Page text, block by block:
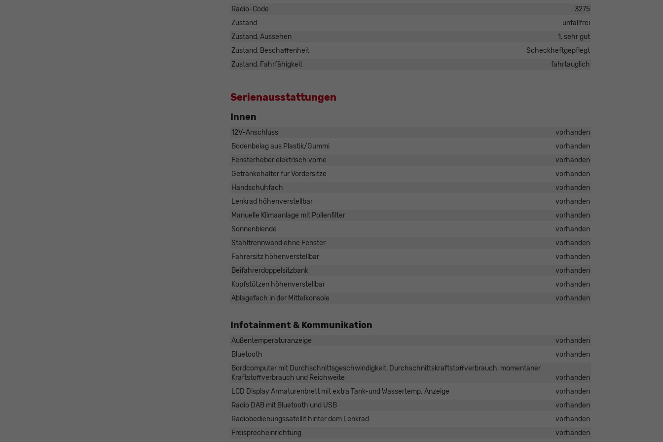
Radio-Code
3275
Zustand
unfallfrei
Zustand, Aussehen
1, sehr gut
Zustand, Beschaffenheit
Scheckheftgepflegt
Zustand, Fahrfähigkeit
fahrtauglich
Serienausstattungen
Innen
12V-Anschluss
vorhanden
Bodenbelag aus Plastik/Gummi
vorhanden
Fensterheber elektrisch vorne
vorhanden
Getränkehalter für Vordersitze
vorhanden
Handschuhfach
vorhanden
Lenkrad höhenverstellbar
vorhanden
Manuelle Klimaanlage mit Pollenfilter
vorhanden
Sonnenblende
vorhanden
Stahltrennwand ohne Fenster
vorhanden
Fahrersitz höhenverstellbar
vorhanden
Beifahrerdoppelsitzbank
vorhanden
Kopfstützen höhenverstellbar
vorhanden
Ablagefach in der Mittelkonsole
vorhanden
Infotainment & Kommunikation
Außentemperaturanzeige
vorhanden
Bluetooth
vorhanden
Bordcomputer mit Durchschnittsgeschwindigkeit, Durchschnittskraftstoffverbrauch, momentaner
Kraftstoffverbrauch und Reichweite
vorhanden
LCD Display Armaturenbrett mit extra Tank-und Wassertemp. Anzeige
vorhanden
Radio DAB mit Bluetooth und USB
vorhanden
Radiobedienungssatellit hinter dem Lenkrad
vorhanden
Freisprecheinrichtung
vorhanden